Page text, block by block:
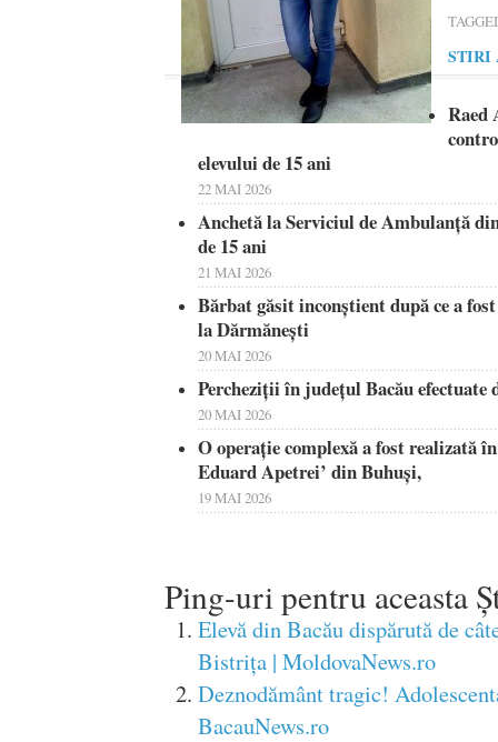
STIRI
Raed
elevului de 15 ani
22 MAI 2026
Anchetă la Serviciul de Ambulanţă
de 15 ani
21 MAI 2026
Bărbat găsit inconştient după ce a
la Dărmăneşti
20 MAI 2026
Percheziţii în judeţul Bacău
20 MAI 2026
O operație complexă a fost realizată
Eduard Apetrei’ din Buhuși,
19 MAI 2026
Ping-uri pentru aceasta
Elevă din Bacău dispărută de
Bistriţa | MoldovaNews.ro
Deznodământ tragic!
BacauNews.ro